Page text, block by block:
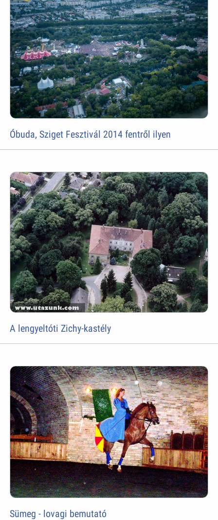
Óbuda, Sziget Fesztivál 2014 fentről ilyen
A lengyeltóti Zichy-kastély
Sümeg - lovagi bemutató